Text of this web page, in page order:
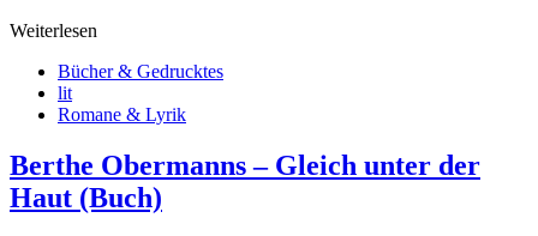
Weiterlesen
Bücher & Gedrucktes
lit
Romane & Lyrik
Berthe Obermanns – Gleich unter der
Haut (Buch)